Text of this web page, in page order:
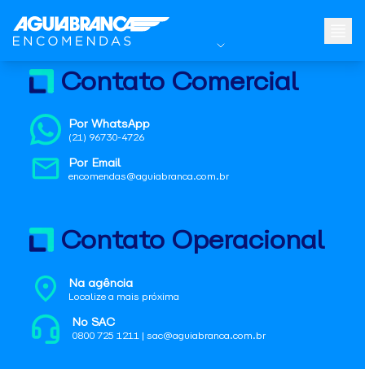
Contato Comercial
Por WhatsApp
(21) 96730-4726
Por Email
encomendas@aguiabranca.com.br
Contato Operacional
Na agência
Localize a mais próxima
No SAC
0800 725 1211 | sac@aguiabranca.com.br